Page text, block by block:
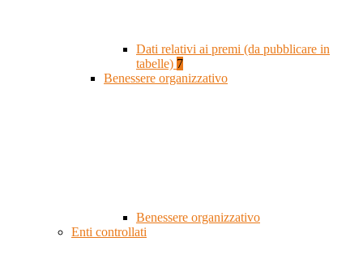
Dati relativi ai premi (da pubblicare in
tabelle) 7
Benessere organizzativo
Benessere organizzativo
Enti controllati